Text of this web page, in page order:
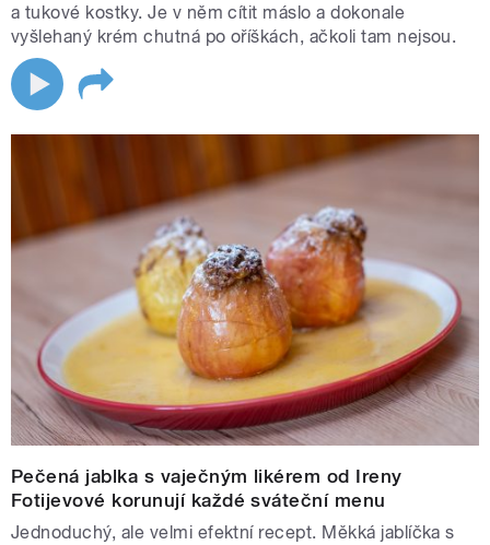
a tukové kostky. Je v něm cítit máslo a dokonale
vyšlehaný krém chutná po oříškách, ačkoli tam nejsou.
Pečená jablka s vaječným likérem od Ireny
Fotijevové korunují každé sváteční menu
Jednoduchý, ale velmi efektní recept. Měkká jablíčka s